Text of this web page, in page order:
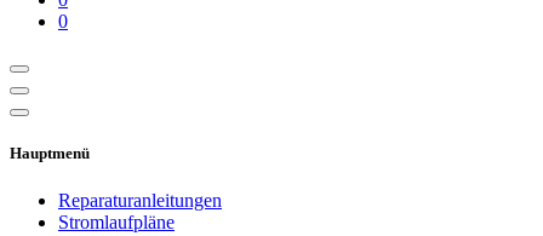
0
Hauptmenü
Reparaturanleitungen
Stromlaufpläne